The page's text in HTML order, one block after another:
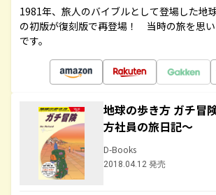
1981年、旅人のバイブルとして登場した地
の初版が復刻版で再登場！ 当時の旅を思
です。
地球の歩き方 ガチ冒
方社員の旅日記～
D-Books
2018.04.12 発売